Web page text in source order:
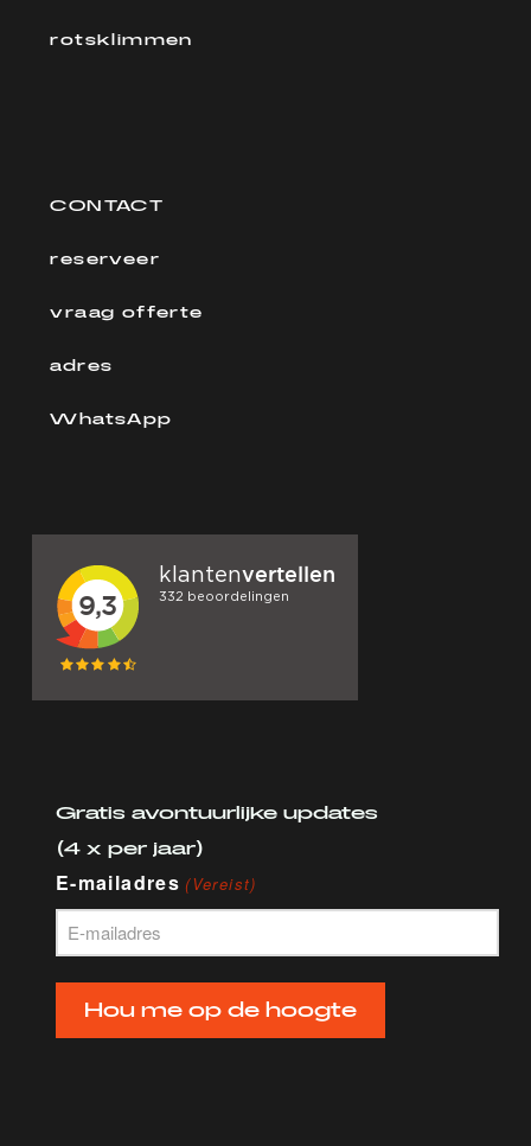
rotsklimmen
CONTACT
reserveer
vraag offerte
adres
WhatsApp
Gratis avontuurlijke updates
(4 x per jaar)
E-mailadres (Vereist)
Hou me op de hoogte